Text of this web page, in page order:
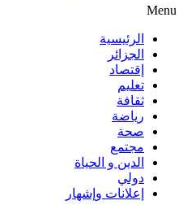
Menu
الرئيسية
الجزائر
إقتصاد
تعليم
ثقافة
رياضة
صحة
مجتمع
الدين و الحياة
دولي
إعلانات وإشهار